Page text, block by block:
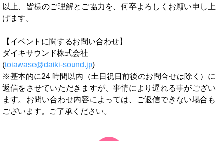
以上、皆様のご理解とご協力を、何卒よろしくお願い申し上
げます。
【イベントに関するお問い合わせ】
ダイキサウンド株式会社
(toiawase@daiki-sound.jp)
※基本的に24 時間以内（土日祝日前後のお問合せは除く）に
返信をさせていただきますが、事情により遅れる事がござい
ます。お問い合わせ内容によっては、ご返信できない場合も
ございます。ご了承ください。